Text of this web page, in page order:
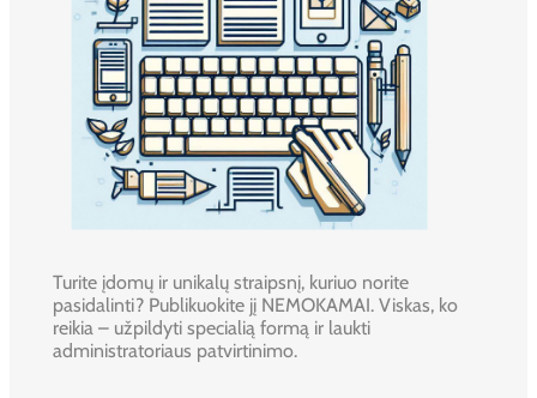
Turite įdomų ir unikalų straipsnį, kuriuo norite
pasidalinti? Publikuokite jį NEMOKAMAI. Viskas, ko
reikia – užpildyti specialią formą ir laukti
administratoriaus patvirtinimo.